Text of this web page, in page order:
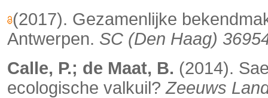
(2017). Gezamenlijke
Antwerpen. SC (Den Haag)
Calle, P.; de Maat, B. (2014).
ecologische valkuil?Zeeuws